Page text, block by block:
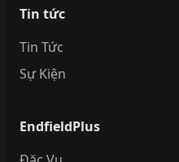
Tin tức
Tin Tức
Sự Kiện
EndfieldPlus